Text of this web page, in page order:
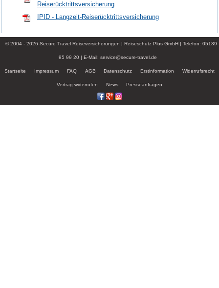
Reiserücktrittsversicherung
IPID - Langzeit-Reiserücktrittsversicherung
© 2004 - 2026 Secure Travel Reiseversicherungen | Reiseschutz Plus GmbH| Telefon: 05139
95 99 20 | E-Mail: service@secure-travel.de
Startseite Impressum FAQ AGB Datenschutz Erstinformation Widerrufsrecht
Vertrag widerrufen News Presseanfragen